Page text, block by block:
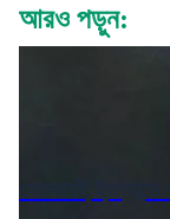
আরও পড়ুন: